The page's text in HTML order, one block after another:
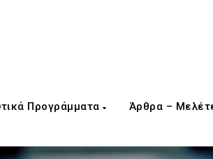
Προγράμματα Άρθρα –